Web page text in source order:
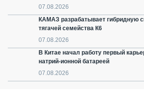
07.08.2026
КАМАЗ разрабатывает гибридную
тягачей семейства К6
07.08.2026
В Китае начал работу первый
натрий-ионной батареей
07.08.2026